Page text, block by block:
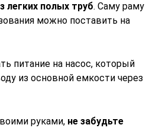
легких полых труб. Саму раму
можно поставить на
питание на насос, который
из основной емкости через
руками, не забудьте